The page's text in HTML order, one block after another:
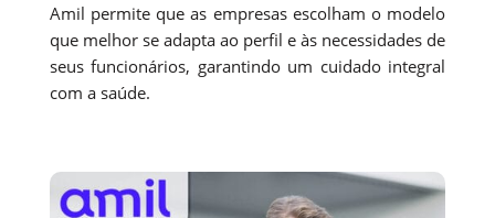
Amil permite que as empresas escolham o modelo
que melhor se adapta ao perfil e às necessidades de
seus funcionários, garantindo um cuidado integral
com a saúde.